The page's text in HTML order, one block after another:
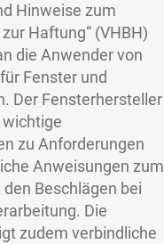
Hinweise zum
Haftung“ (VHBH)
die Anwender von
Fenster und
Der Fensterhersteller
zu Anforderungen
Anweisungen zum
Beschlägen bei
Die
zudem verbindliche